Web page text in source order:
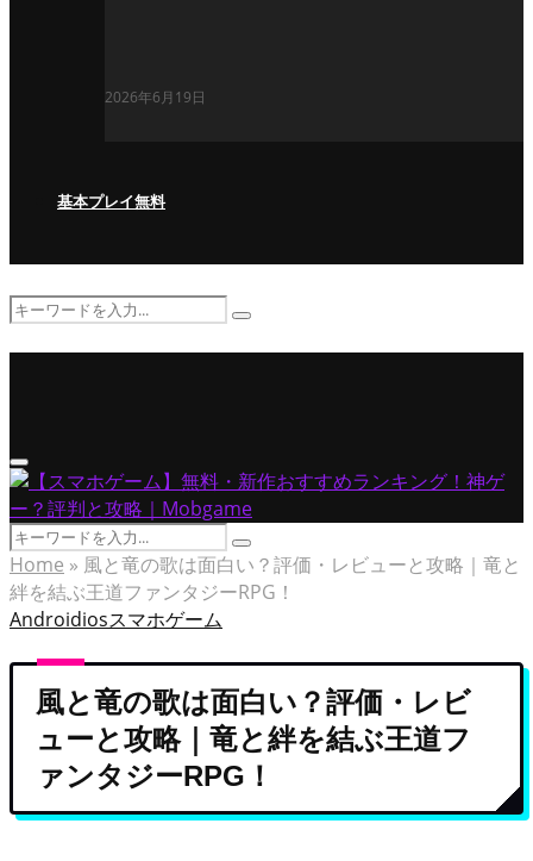
2026年6月19日
基本プレイ無料
Search
Search
Primary
Menu
Search
for:
Search
Home » 風と竜の歌は面白い？評価・レビューと攻略｜竜と
絆を結ぶ王道ファンタジーRPG！
Androidiosスマホゲーム
風と竜の歌は面白い？評価・レビ
ューと攻略｜竜と絆を結ぶ王道フ
ァンタジーRPG！